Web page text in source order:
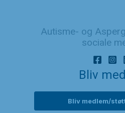
Autisme- og
sociale
Bliv
Bliv medlem/